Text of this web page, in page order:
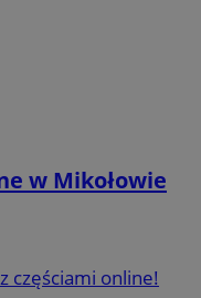
w Mikołowie
częściami online!